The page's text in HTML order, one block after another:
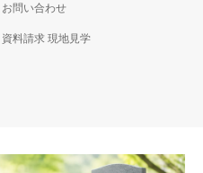
お問い合わせ
資料請求 現地見学